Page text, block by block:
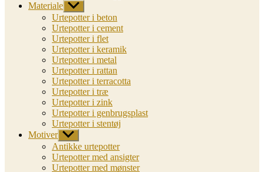
Materiale Vis
undermenu
Urtepotter i beton
Urtepotter i cement
Urtepotter i flet
Urtepotter i keramik
Urtepotter i metal
Urtepotter i rattan
Urtepotter i terracotta
Urtepotter i træ
Urtepotter i zink
Urtepotter i genbrugsplast
Urtepotter i stentøj
Motiver Vis
undermenu
Antikke urtepotter
Urtepotter med ansigter
Urtepotter med mønster